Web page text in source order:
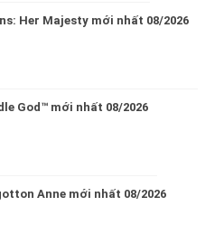
Her Majesty mới nhất 08/2026
God™ mới nhất 08/2026
Anne mới nhất 08/2026